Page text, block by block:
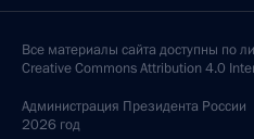
Все материалы сайта доступны по
Creative Commons Attribution 4.0
Администрация Президента России
2026 год